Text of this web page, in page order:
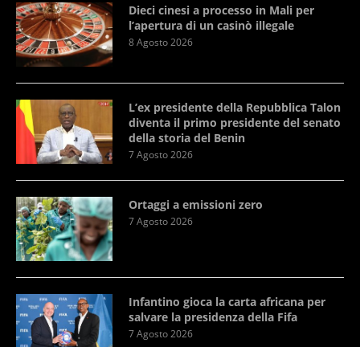
Dieci cinesi a processo in Mali per
l’apertura di un casinò illegale
8 Agosto 2026
L’ex presidente della Repubblica Talon
diventa il primo presidente del senato
della storia del Benin
7 Agosto 2026
Ortaggi a emissioni zero
7 Agosto 2026
Infantino gioca la carta africana per
salvare la presidenza della Fifa
7 Agosto 2026